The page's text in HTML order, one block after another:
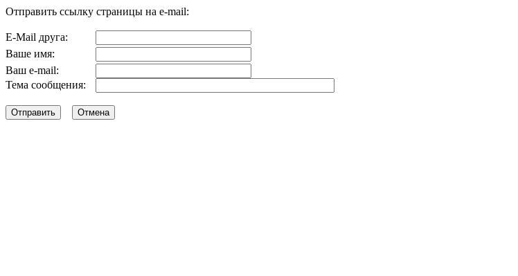
Отправить ссылку страницы на e-mail:
E-Mail друга:
Ваше имя:
Ваш e-mail:
Тема сообщения: